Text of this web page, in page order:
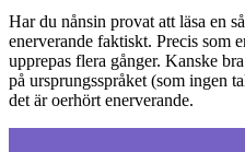
Har du nånsin provat att läsa en
enerverande faktiskt. Precis som
upprepas flera gånger. Kanske
på ursprungsspråket (som ingen
det är oerhört enerverande.